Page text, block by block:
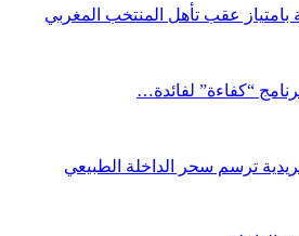
بامتياز عقب تأهل المنتخب المغربي
“كفاءة” لفائدة…
ترسم سحر الداخلة الطبيعي